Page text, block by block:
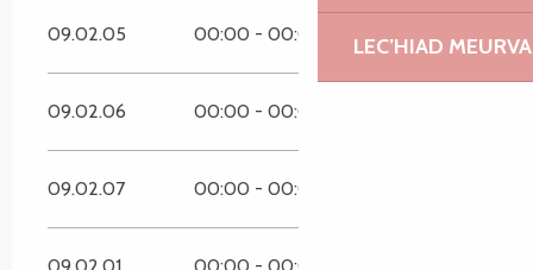
LEC’HIAD
09.02.05 00:00 - 00:00
09.02.06 00:00 - 00:00
09.02.07 00:00 - 00:00